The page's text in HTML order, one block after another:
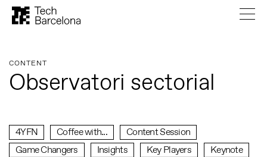
CONTENT
Observatori sectorial
4YFN Coffee with...
Content Session
Game Changers
Insights Key Players
Keynote